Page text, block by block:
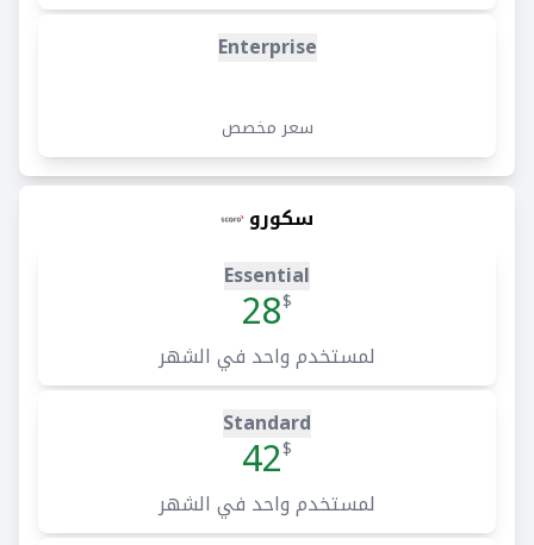
Enterprise
سعر مخصص
سكورو
Essential
$
28
لمستخدم واحد في الشهر
Standard
$
42
لمستخدم واحد في الشهر